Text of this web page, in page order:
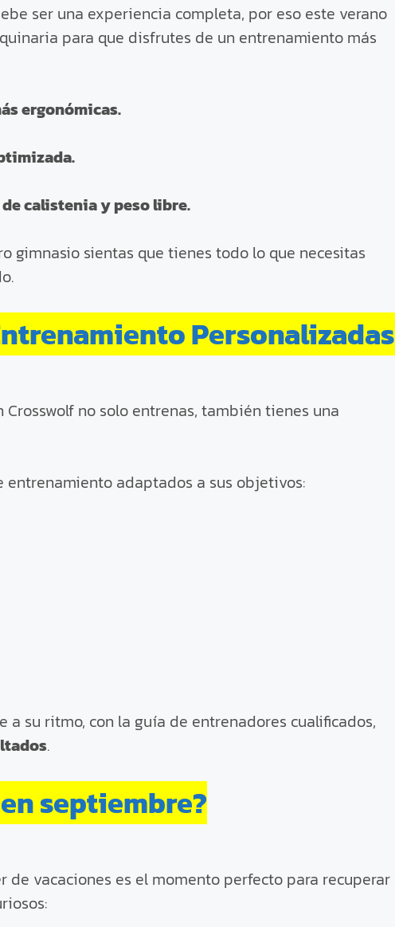
ser una experiencia completa, por eso este verano
para que disfrutes de un entrenamiento más
ergonómicas.
calistenia y peso libre.
gimnasio sientas que tienes todo lo que necesitas
Personalizadas
Crosswolf no solo entrenas, también tienes una
entrenamiento adaptados a sus objetivos:
a su ritmo, con la guía de entrenadores cualificados,
.
septiembre?
de vacaciones es el momento perfecto para recuperar